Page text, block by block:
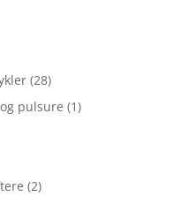
(28)
pulsure (1)
(2)